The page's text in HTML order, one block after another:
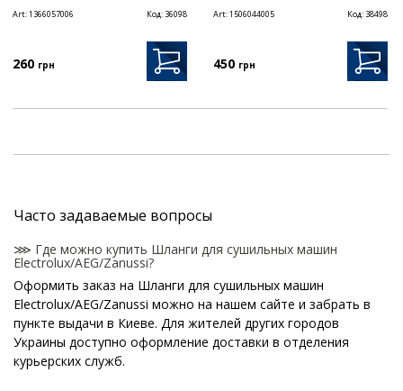
Art:1366057006 Код: 36098
260 грн
Art:1506044005 Код: 38498
450 грн
Часто задаваемые вопросы
⋙ Где можно купить Шланги для сушильных машин
Electrolux/AEG/Zanussi?
Оформить заказ на Шланги для сушильных машин
Electrolux/AEG/Zanussi можно на нашем сайте и забрать в
пункте выдачи в Киеве. Для жителей других городов
Украины доступно оформление доставки в отделения
курьерских служб.